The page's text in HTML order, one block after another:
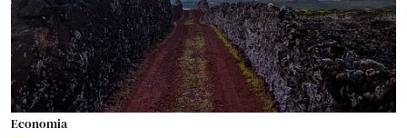
Economia